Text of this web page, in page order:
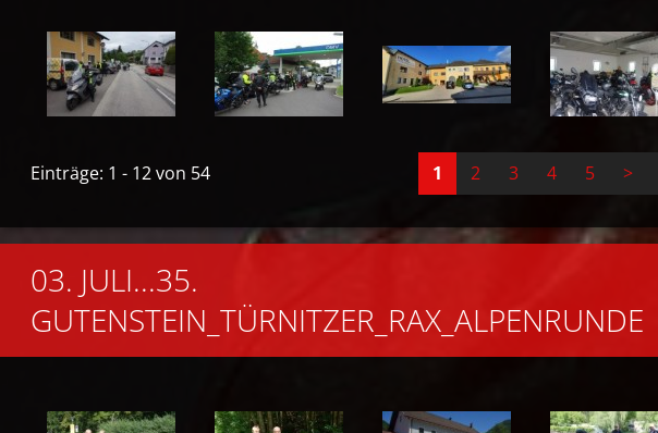
Einträge: 1 - 12 von 54 1 2 3 4 5 >
03. JULI...35.
GUTENSTEIN_TÜRNITZER_RAX_ALPENRUNDE